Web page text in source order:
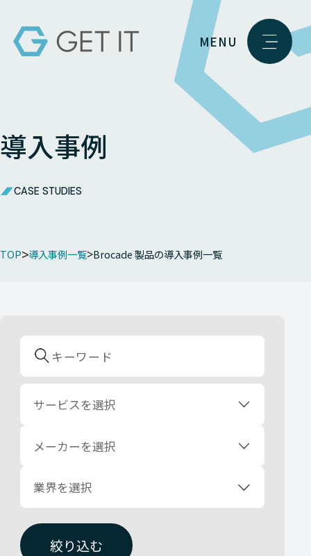
MENU
導入事例
CASE STUDIES
TOP 導入事例一覧 Brocade 製品の導入事例一覧
サービスを選択
メーカーを選択
業界を選択
絞り込む